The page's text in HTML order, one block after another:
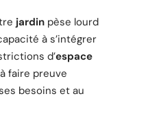
jardin pèse lourd
à s’intégrer
d’espace
faire preuve
besoins et au